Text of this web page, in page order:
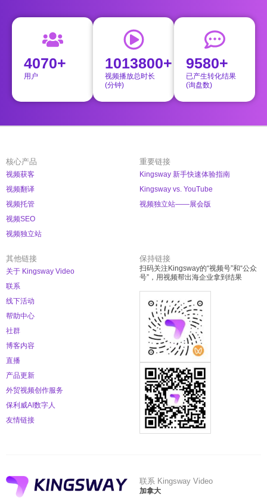
4070+
用户
1013800+
视频播放总时长
(分钟)
9580+
已产生转化结果
(询盘数)
核心产品
视频获客
视频翻译
视频托管
视频SEO
视频独立站
重要链接
Kingsway 新手快速体验指南
Kingsway vs. YouTube
视频独立站——展会版
其他链接
关于 Kingsway Video
联系
线下活动
帮助中心
社群
博客内容
直播
产品更新
外贸视频创作服务
保利威AI数字人
友情链接
保持链接
扫码关注Kingsway的“视频号”和“公众
号”，用视频帮出海企业拿到结果
联系 Kingsway Video
加拿大